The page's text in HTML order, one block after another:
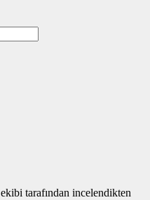
ekibi tarafından incelendikten